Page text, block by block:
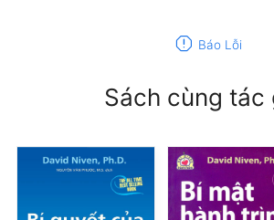
report Báo Lỗi
Sách cùng tác